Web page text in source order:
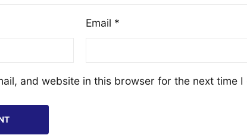
Email *
and website in this browser for the next time I